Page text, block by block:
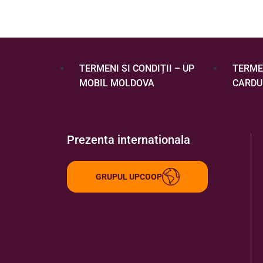
TERMENI SI CONDIȚII – UP
MOBIL MOLDOVA
Prezenta internationala
GRUPUL UPCOOP